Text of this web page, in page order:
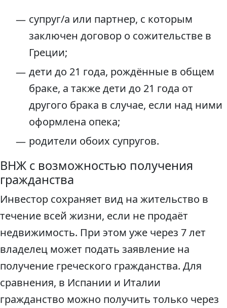
супруг/а или партнер, с которым
заключен договор о сожительстве в
Греции;
дети до 21 года, рождённые в общем
браке, а также дети до 21 года от
другого брака в случае, если над ними
оформлена опека;
родители обоих супругов.
ВНЖ с возможностью получения
гражданства
Инвестор сохраняет вид на жительство в
течение всей жизни, если не продаёт
недвижимость. При этом уже через 7 лет
владелец может подать заявление на
получение греческого гражданства. Для
сравнения, в Испании и Италии
гражданство можно получить только через